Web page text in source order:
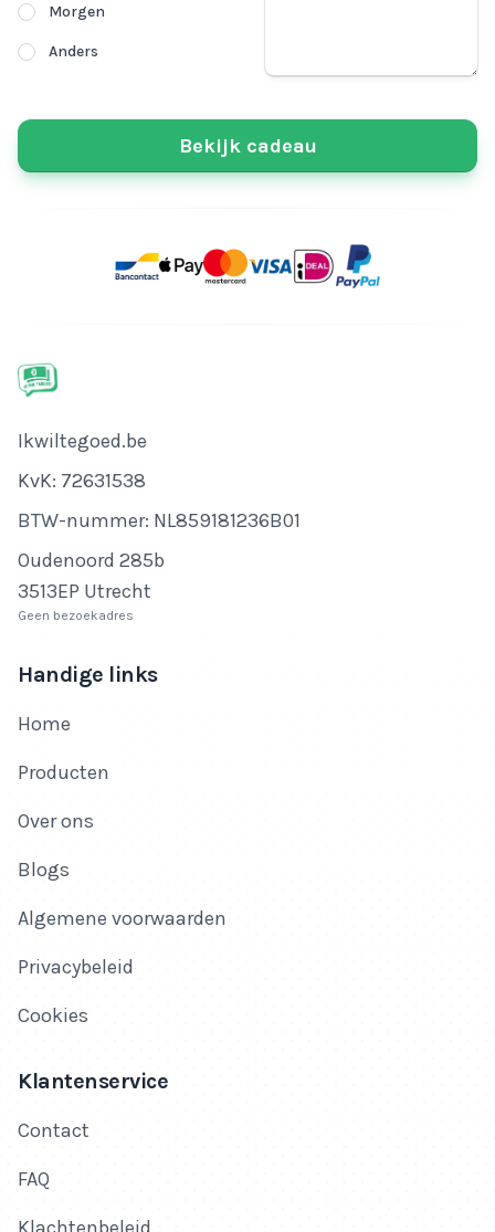
Morgen
Anders
Bekijk cadeau
Bedrijfsnaam
Ikwiltegoed.be
KvK-nummer
KvK: 72631538
Btw-nummer
BTW-nummer: NL859181236B01
Adres
Oudenoord 285b
3513EP Utrecht
Geen bezoekadres
Handige links
Home
Producten
Over ons
Blogs
Algemene voorwaarden
Privacybeleid
Cookies
Klantenservice
Contact
FAQ